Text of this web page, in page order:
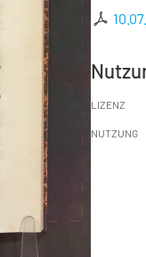
LIZENZ
NUTZUNG